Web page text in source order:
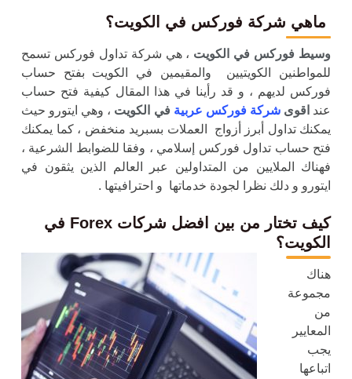
ماهي شركة فوركس في الكويت؟
وسيط فوركس في الكويت ، هي شركة تداول فوركس تسمح
للمواطنين الكويتيين والمقيمين في الكويت بفتح حساب
فوركس لديهم ، و قد رأينا في هذا المقال كيفية فتح حساب
عند اقوىشركة فوركس عربية في الكويت ، وهي ايتورو حيث
يمكنك تداول أبرز أزواج العملات بسبريد منخفض ، كما يمكنك
فتح حساب تداول فوركس إسلامي ، وفقا للضوابط الشرعية ،
فهناك الملايين من المتداولين عبر العالم الذين يثقون في
ايتورو و دلك نظرا لجودة خدماتها و احترافيتها .
كيف تختار من بين افضل شركات
في
الكويت؟
هناك
مجموعة
من
المعايير
يجب
اتباعها